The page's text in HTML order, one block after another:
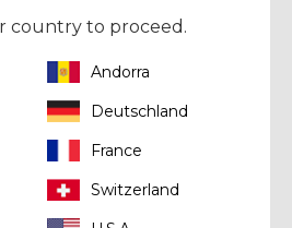
country to proceed.
Andorra
Deutschland
France
Switzerland